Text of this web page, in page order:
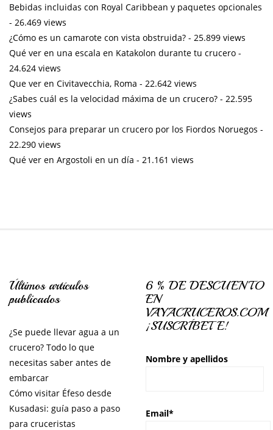
Bebidas incluidas con Royal Caribbean y paquetes opcionales
- 26.469 views
¿Cómo es un camarote con vista obstruida? - 25.899 views
Qué ver en una escala en Katakolon durante tu crucero -
24.624 views
Que ver en Civitavecchia, Roma - 22.642 views
¿Sabes cuál es la velocidad máxima de un crucero? - 22.595
views
Consejos para preparar un crucero por los Fiordos Noruegos -
22.290 views
Qué ver en Argostoli en un día - 21.161 views
Últimos artículos
publicados
¿Se puede llevar agua a un
crucero? Todo lo que
necesitas saber antes de
embarcar
Cómo visitar Éfeso desde
Kusadasi: guía paso a paso
para cruceristas
6 % DE DESCUENTO
EN
VAYACRUCEROS.COM
¡SUSCRÍBETE!
Nombre y apellidos
Email*